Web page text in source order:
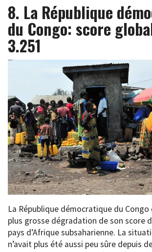
8. La République
du Congo: score
3.251
La République démocratique du
plus grosse dégradation de son score
pays d’Afrique subsaharienne. La
n’avait plus été aussi peu sûre depuis